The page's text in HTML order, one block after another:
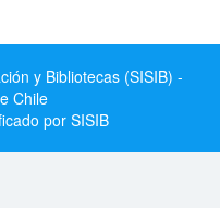
y Bibliotecas (SISIB) -
Chile
por SISIB